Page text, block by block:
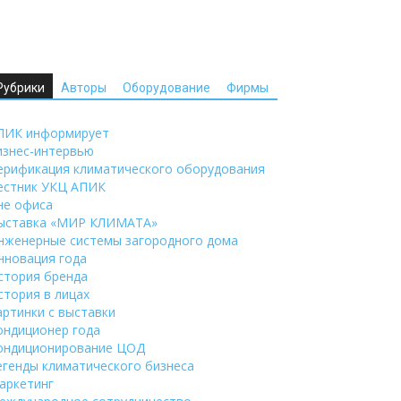
Авторы Оборудование Фирмы
информирует
интервью
климатического оборудования
УКЦ АПИК
офиса
«МИР КЛИМАТА»
системы загородного дома
года
бренда
в лицах
с выставки
года
ЦОД
климатического бизнеса